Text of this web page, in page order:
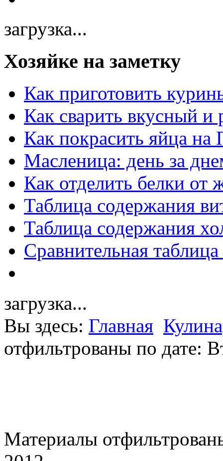
загрузка...
Хозяйке на заметку
Как приготовить
Как сварить вкусный и
Как покрасить яйца на
Масленица: день за
Как отделить белки от
Таблица содержания
Таблица содержания
Сравнительная
загрузка...
Вы здесь: Главная
отфильтрованы по дате:
Материалы